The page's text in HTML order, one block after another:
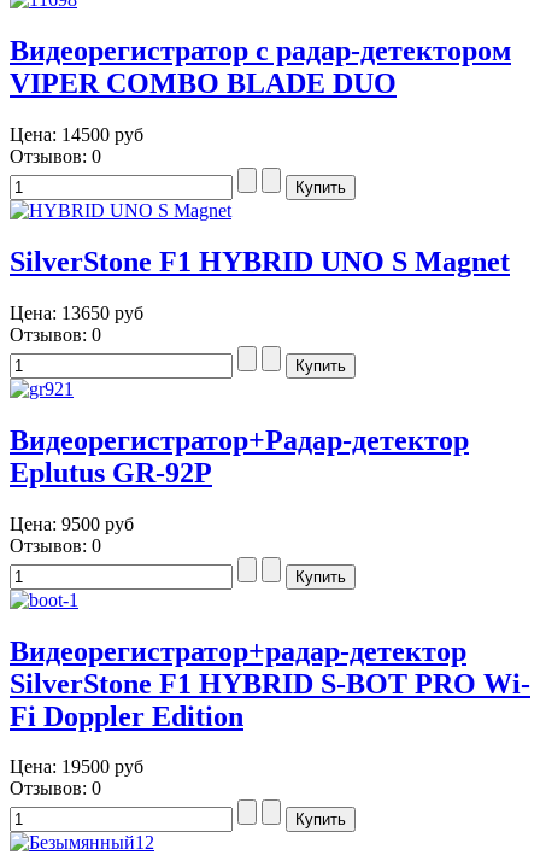
Видеорегистратор с радар-детектором
VIPER COMBO BLADE DUO
Цена: 14500 руб
Отзывов: 0
SilverStone F1 HYBRID UNO S Magnet
Цена: 13650 руб
Отзывов: 0
Видеорегистратор+Радар-детектор
Eplutus GR-92P
Цена: 9500 руб
Отзывов: 0
Видеорегистратор+радар-детектор
SilverStone F1 HYBRID S-BOT PRO Wi-
Fi Doppler Edition
Цена: 19500 руб
Отзывов: 0